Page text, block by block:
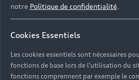
notre Politique de confidentialité.
Cookies Essentiels
Les cookies essentiels sont nécessaires
fonctions de base lors de l'utilisation du
fonctions comprennent par exemple le